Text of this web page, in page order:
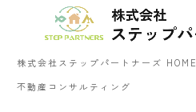
株式会社ステップパートナーズ HOME
不動産コンサルティング